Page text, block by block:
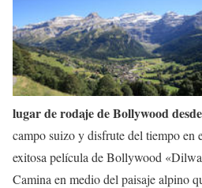
lugar de rodaje de Bollywood
campo suizo y disfrute del tiempo en
exitosa película de Bollywood
Camina en medio del paisaje alpino